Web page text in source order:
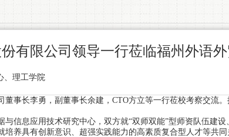
有限公司领导一行莅临福州外语
、理工学院
董事长李勇，副董事长余建，CTO方立等一行莅校考察交流
信息应用技术研究中心，双方就“双师双能”型师资队伍建
养具有创新意识、超强实践能力的高素质复合型人才等共同